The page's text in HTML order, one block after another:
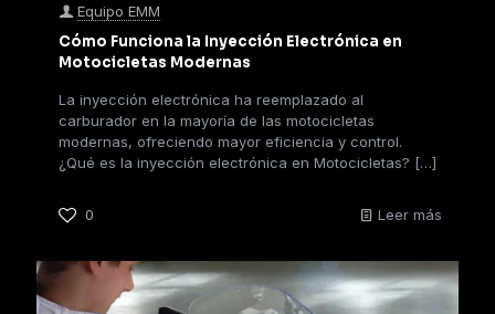
Equipo EMM
Cómo Funciona la Inyección Electrónica en
Motocicletas Modernas
La inyección electrónica ha reemplazado al
carburador en la mayoría de las motocicletas
modernas, ofreciendo mayor eficiencia y control.
¿Qué es la inyección electrónica en Motocicletas? […]
0 Leer más